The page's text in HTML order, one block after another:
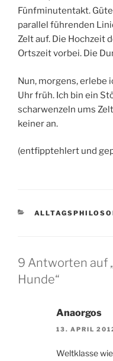
Fünfminutentakt.
parallel führenden
Zelt auf. Die Hochzeit
Ortszeit vorbei. Die
Nun, morgens, erlebe
Uhr früh. Ich bin ein
scharwenzeln ums
keiner an.
(entfipptehlert und
KATEGORIEN
9 Antworten auf
Hunde“
Anaorgos
13. APRIL
Weltklasse